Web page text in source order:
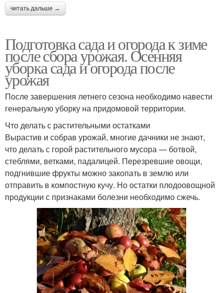
читать дальше →
Подготовка сада и огорода к зиме
после сбора урожая. Осенняя
уборка сада и огорода после
урожая
После завершения летнего сезона необходимо навести
генеральную уборку на придомовой территории.
Что делать с растительными остатками
Вырастив и собрав урожай, многие дачники не знают,
что делать с горой растительного мусора — ботвой,
стеблями, ветками, падалицей. Перезревшие овощи,
подгнившие фрукты можно закопать в землю или
отправить в компостную кучу. Но остатки плодоовощной
продукции с признаками болезни необходимо сжечь.